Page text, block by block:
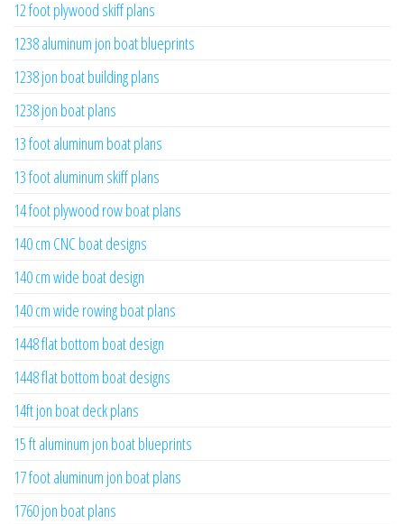
12 foot plywood skiff plans
1238 aluminum jon boat blueprints
1238 jon boat building plans
1238 jon boat plans
13 foot aluminum boat plans
13 foot aluminum skiff plans
14 foot plywood row boat plans
140 cm CNC boat designs
140 cm wide boat design
140 cm wide rowing boat plans
1448 flat bottom boat design
1448 flat bottom boat designs
14ft jon boat deck plans
15 ft aluminum jon boat blueprints
17 foot aluminum jon boat plans
1760 jon boat plans